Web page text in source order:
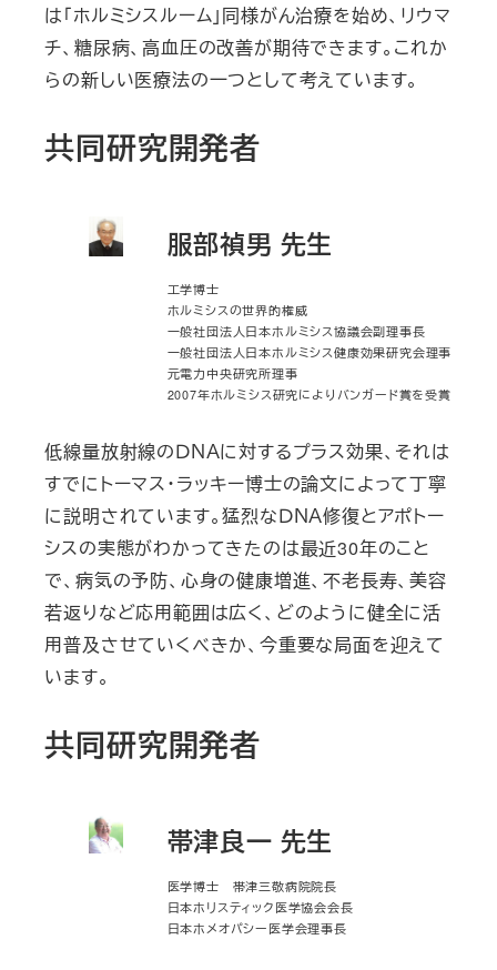
は「ホルミシスルーム」同様がん治療を始め、リウマ
チ、糖尿病、高血圧の改善が期待できます。これか
らの新しい医療法の一つとして考えています。
共同研究開発者
服部禎男 先生
工学博士
ホルミシスの世界的権威
一般社団法人日本ホルミシス協議会副理事長
一般社団法人日本ホルミシス健康効果研究会理事
元電力中央研究所理事
2007年ホルミシス研究によりバンガード賞を受賞
低線量放射線のＤＮＡに対するプラス効果、それは
すでにトーマス・ラッキー博士の論文によって丁寧
に説明されています。猛烈なＤＮＡ修復とアポトー
シスの実態がわかってきたのは最近30年のこと
で、病気の予防、心身の健康増進、不老長寿、美容
若返りなど応用範囲は広く、どのように健全に活
用普及させていくべきか、今重要な局面を迎えて
います。
共同研究開発者
帯津良一 先生
医学博士 帯津三敬病院院長
日本ホリスティック医学協会会長
日本ホメオパシー医学会理事長